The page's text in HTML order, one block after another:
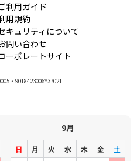
利用ガイド
用規約
キュリティについて
問い合わせ
ーポレートサイト
・9018423006Y37021
9月
日 月 火 水 木 金 土